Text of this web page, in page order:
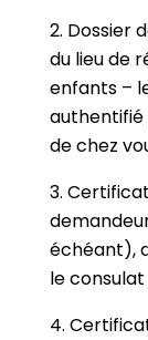
2. Dossier
du lieu de
enfants –
de chez
3.
échéant),
le
4.